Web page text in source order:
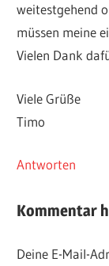
weitestgehend
müssen meine
Vielen Dank
Viele Grüße
Timo
Antworten
Kommentar
Deine E-Mail-